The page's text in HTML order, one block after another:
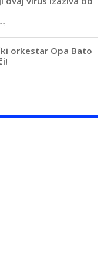
orkestar Opa Bato